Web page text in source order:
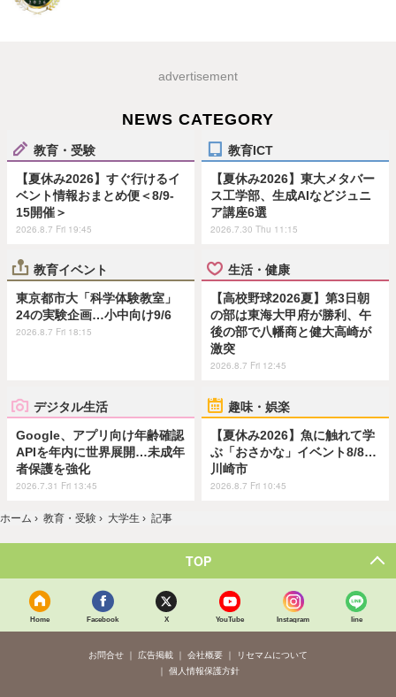
advertisement
NEWS CATEGORY
教育・受験
【夏休み2026】すぐ行けるイ
ベント情報おまとめ便＜8/9-
15開催＞
2026.8.7 Fri 19:45
教育ICT
【夏休み2026】東大メタバー
ス工学部、生成AIなどジュニ
ア講座6選
2026.7.30 Thu 11:15
教育イベント
東京都市大「科学体験教室」
24の実験企画…小中向け9/6
2026.8.7 Fri 18:15
生活・健康
【高校野球2026夏】第3日朝
の部は東海大甲府が勝利、午
後の部で八幡商と健大高崎が
激突
2026.8.7 Fri 12:45
デジタル生活
Google、アプリ向け年齢確認
APIを年内に世界展開…未成年
者保護を強化
2026.7.31 Fri 13:45
趣味・娯楽
【夏休み2026】魚に触れて学
ぶ「おさかな」イベント8/8…
川崎市
2026.8.7 Fri 10:45
ホーム › 教育・受験 › 大学生 › 記事
TOP
Home Facebook X YouTube Instagram line
お問合せ 広告掲載 会社概要
リセマムについて
個人情報保護方針